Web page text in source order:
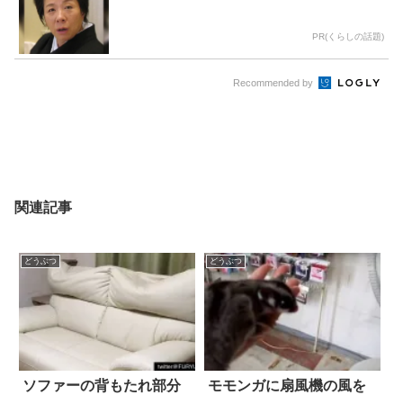
PR(くらしの話題)
Recommended by
関連記事
どうぶつ
ソファーの背もたれ部分
どうぶつ
モモンガに扇風機の風を